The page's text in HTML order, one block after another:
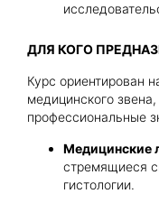
ДЛЯ КОГО
Курс ориентирован
медицинского
профессиональные
Медицинские
стремящиеся
гистологии.